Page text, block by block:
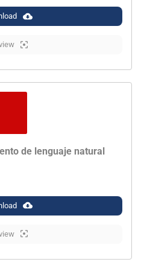
de lenguaje natural